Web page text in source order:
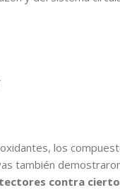
los
también
contra